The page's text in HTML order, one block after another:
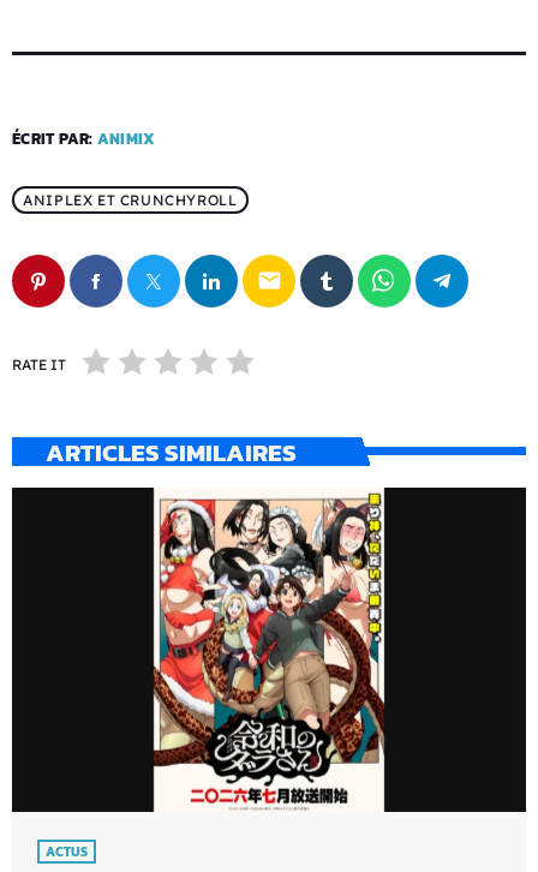
ÉCRIT PAR: ANIMIX
ANIPLEX ET CRUNCHYROLL
email
RATE IT
ARTICLES SIMILAIRES
ACTUS